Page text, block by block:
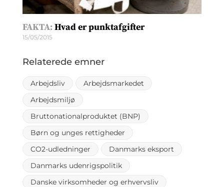
FAKTA:Hvad er punktafgifter
15/05/2015
Relaterede emner
Arbejdsliv
Arbejdsmarkedet
Arbejdsmiljø
Bruttonationalproduktet (BNP)
Børn og unges rettigheder
CO2-udledninger
Danmarks eksport
Danmarks udenrigspolitik
Danske virksomheder og erhvervsliv